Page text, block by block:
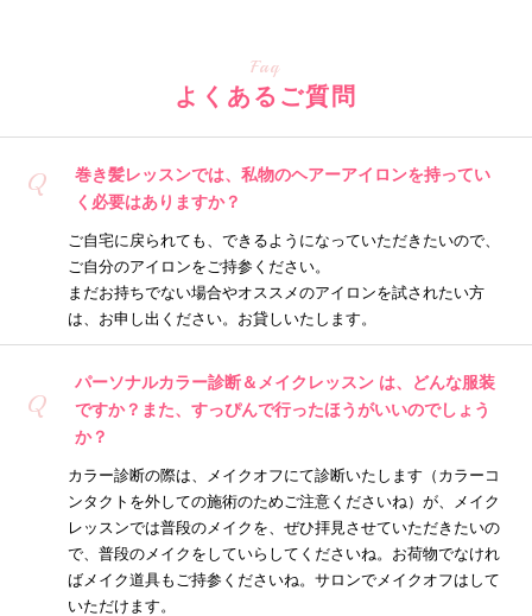
Faq
よくあるご質問
Q
巻き髪レッスンでは、私物のヘアーアイロンを持ってい
く必要はありますか？
ご自宅に戻られても、できるようになっていただきたいので、
ご自分のアイロンをご持参ください。
まだお持ちでない場合やオススメのアイロンを試されたい方
は、お申し出ください。お貸しいたします。
Q
パーソナルカラー診断＆メイクレッスン は、どんな服装
ですか？また、すっぴんで行ったほうがいいのでしょう
か？
カラー診断の際は、メイクオフにて診断いたします（カラーコ
ンタクトを外しての施術のためご注意くださいね）が、メイク
レッスンでは普段のメイクを、ぜひ拝見させていただきたいの
で、普段のメイクをしていらしてくださいね。お荷物でなけれ
ばメイク道具もご持参くださいね。サロンでメイクオフはして
いただけます。